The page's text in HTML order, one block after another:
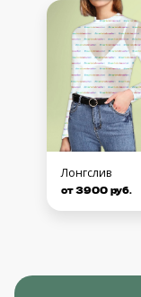
Лонгслив
от 3900 руб.